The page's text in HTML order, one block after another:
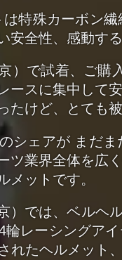
特殊カーボン
安全性、感動す
）で試着、ご購
ースに集中して
たけど、とても
シェアが まだ
ツ業界全体を広
メットです。
）では、ベルヘ
レーシングア
れたヘルメット